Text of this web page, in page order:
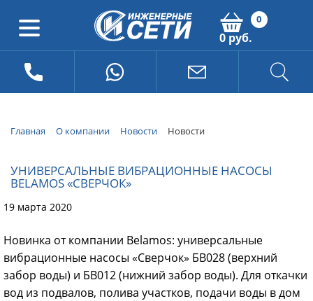
0
0 руб.
Главная О компании Новости Новости
УНИВЕРСАЛЬНЫЕ ВИБРАЦИОННЫЕ НАСОСЫ
BELAMOS «СВЕРЧОК»
19 марта 2020
Новинка от компании Belamos: универсальные
вибрационные насосы «Сверчок» БВ028 (верхний
забор воды) и БВ012 (нижний забор воды). Для откачки
вод из подвалов, полива участков, подачи воды в дом